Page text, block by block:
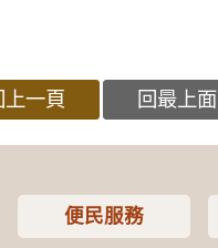
上一頁 回最上面
便民服務